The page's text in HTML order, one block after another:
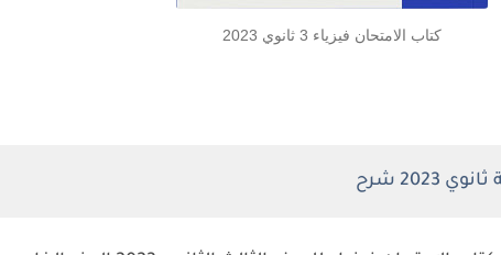
كتاب الامتحان فيزياء 3 ثانوي 2023
2023 شرح